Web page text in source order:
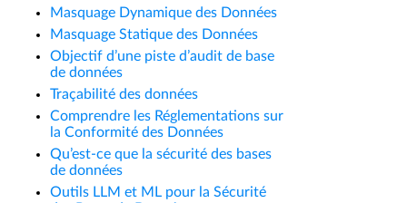
Masquage Dynamique des Données
Masquage Statique des Données
Objectif d’une piste d’audit de base
de données
Traçabilité des données
Comprendre les Réglementations sur
la Conformité des Données
Qu’est-ce que la sécurité des bases
de données
Outils LLM et ML pour la Sécurité